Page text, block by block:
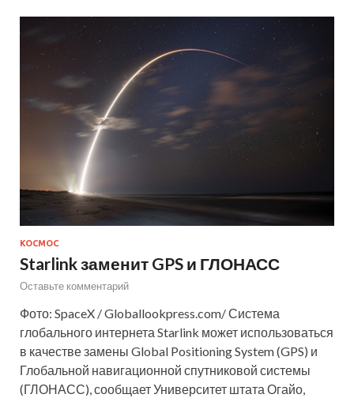
КОСМОС
Starlink заменит GPS и ГЛОНАСС
Оставьте комментарий
Фото: SpaceX / Globallookpress.com/ Система
глобального интернета Starlink может использоваться
в качестве замены Global Positioning System (GPS) и
Глобальной навигационной спутниковой системы
(ГЛОНАСС), сообщает Университет штата Огайо,